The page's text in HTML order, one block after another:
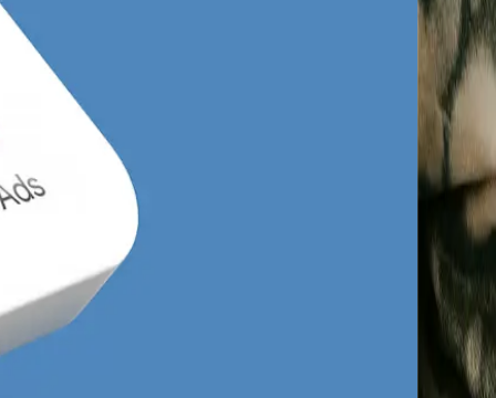
przy odpowiednio
słowa kluczowe, kierując ruch
i skupienie się na zapytaniach o
faktu, że mieszkańcy dzielnic takich
wymaga precyzyjnej segmentacji
bronić swojego rynku przed większymi
SEO a Google Ads
pozwala mniejszym markom z Opola